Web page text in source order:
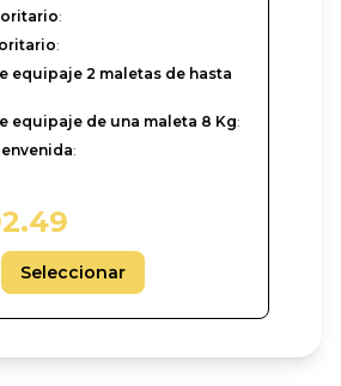
:
:
equipaje 2 maletas de hasta
equipaje de una maleta 8 Kg:
:
Seleccionar